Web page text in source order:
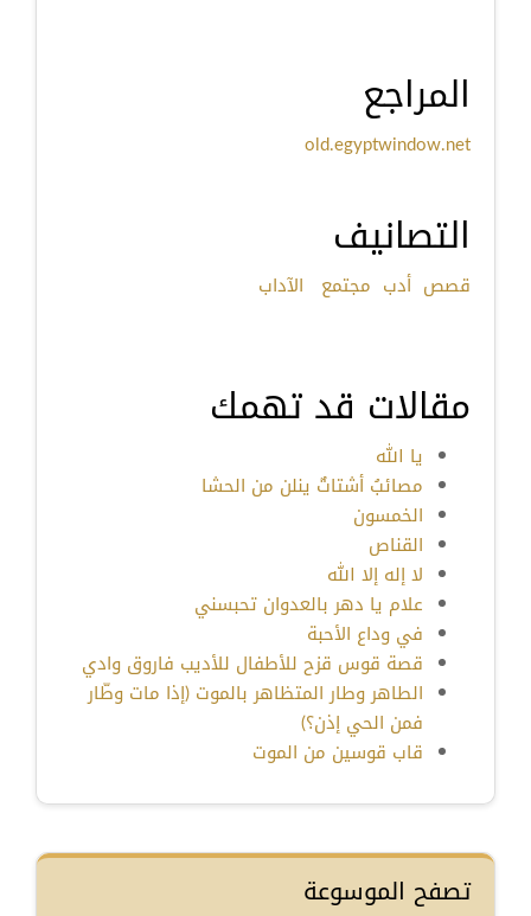
المراجع
old.egyptwindow.net
التصانيف
قصص أدب مجتمع الآداب
مقالات قد تهمك
يا الله
مصائبُ أشتاتٌ ينلن من الحشا
الخمسون
القناص
لا إله إلا الله
علام يا دهر بالعدوان تحبسني
في وداع الأحبة
قصة قوس قزح للأطفال للأديب فاروق وادي
الطاهر وطار المتظاهر بالموت (إذا مات وطّار
فمن الحي إذن؟)
قاب قوسين من الموت
تصفح الموسوعة